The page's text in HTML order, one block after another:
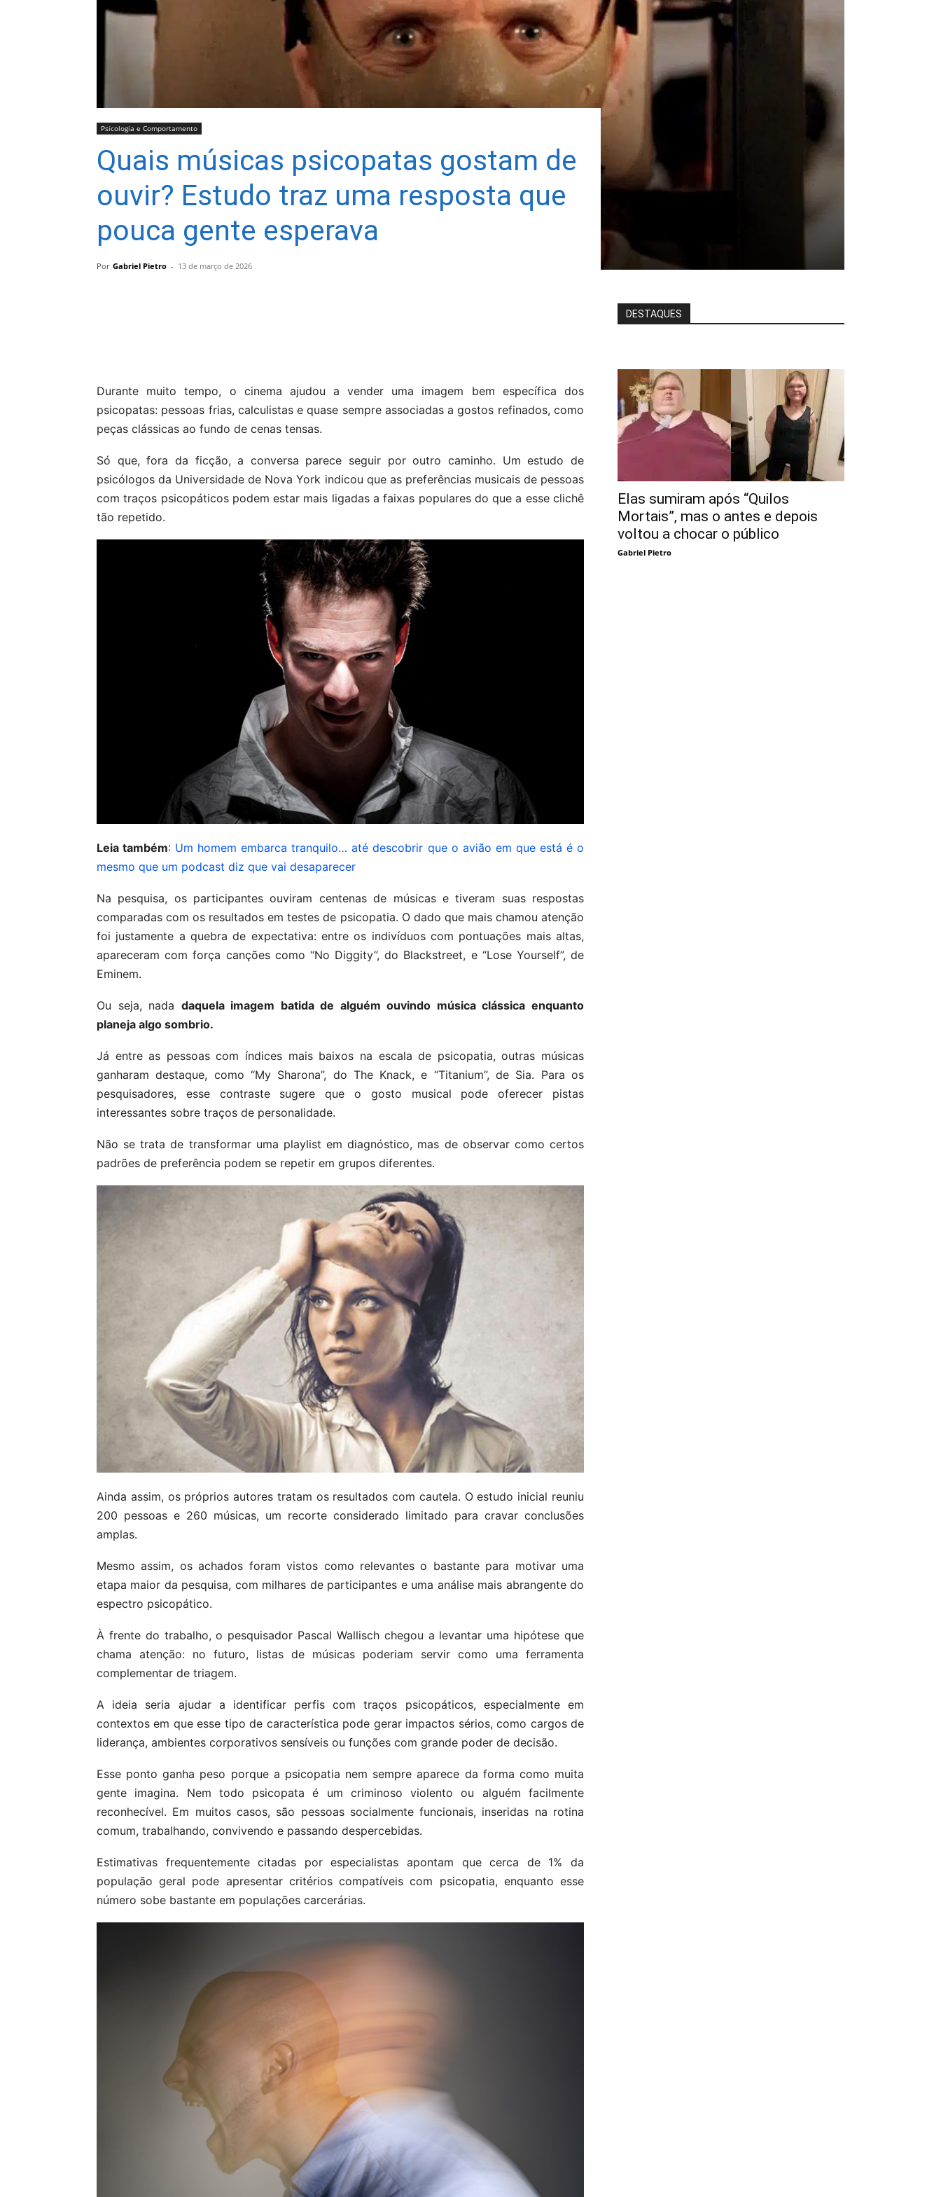
Psicologia e Comportamento
Quais músicas psicopatas gostam de
ouvir? Estudo traz uma resposta que
pouca gente esperava
Por Gabriel Pietro - 13 de março de 2026
Durante muito tempo, o cinema ajudou a vender uma imagem bem específica dos
psicopatas: pessoas frias, calculistas e quase sempre associadas a gostos refinados, como
peças clássicas ao fundo de cenas tensas.
Só que, fora da ficção, a conversa parece seguir por outro caminho. Um estudo de
psicólogos da Universidade de Nova York indicou que as preferências musicais de pessoas
com traços psicopáticos podem estar mais ligadas a faixas populares do que a esse clichê
tão repetido.
Leia também: Um homem embarca tranquilo… até descobrir que o avião em que está é o
mesmo que um podcast diz que vai desaparecer
Na pesquisa, os participantes ouviram centenas de músicas e tiveram suas respostas
comparadas com os resultados em testes de psicopatia. O dado que mais chamou atenção
foi justamente a quebra de expectativa: entre os indivíduos com pontuações mais altas,
apareceram com força canções como “No Diggity”, do Blackstreet, e “Lose Yourself”, de
Eminem.
Ou seja, nada daquela imagem batida de alguém ouvindo música clássica enquanto
planeja algo sombrio.
Já entre as pessoas com índices mais baixos na escala de psicopatia, outras músicas
ganharam destaque, como “My Sharona”, do The Knack, e “Titanium”, de Sia. Para os
pesquisadores, esse contraste sugere que o gosto musical pode oferecer pistas
interessantes sobre traços de personalidade.
Não se trata de transformar uma playlist em diagnóstico, mas de observar como certos
padrões de preferência podem se repetir em grupos diferentes.
Ainda assim, os próprios autores tratam os resultados com cautela. O estudo inicial reuniu
200 pessoas e 260 músicas, um recorte considerado limitado para cravar conclusões
amplas.
Mesmo assim, os achados foram vistos como relevantes o bastante para motivar uma
etapa maior da pesquisa, com milhares de participantes e uma análise mais abrangente do
espectro psicopático.
À frente do trabalho, o pesquisador Pascal Wallisch chegou a levantar uma hipótese que
chama atenção: no futuro, listas de músicas poderiam servir como uma ferramenta
complementar de triagem.
A ideia seria ajudar a identificar perfis com traços psicopáticos, especialmente em
contextos em que esse tipo de característica pode gerar impactos sérios, como cargos de
liderança, ambientes corporativos sensíveis ou funções com grande poder de decisão.
Esse ponto ganha peso porque a psicopatia nem sempre aparece da forma como muita
gente imagina. Nem todo psicopata é um criminoso violento ou alguém facilmente
reconhecível. Em muitos casos, são pessoas socialmente funcionais, inseridas na rotina
comum, trabalhando, convivendo e passando despercebidas.
Estimativas frequentemente citadas por especialistas apontam que cerca de 1% da
população geral pode apresentar critérios compatíveis com psicopatia, enquanto esse
número sobe bastante em populações carcerárias.
DESTAQUES
Elas sumiram após “Quilos
Mortais”, mas o antes e depois
voltou a chocar o público
Gabriel Pietro